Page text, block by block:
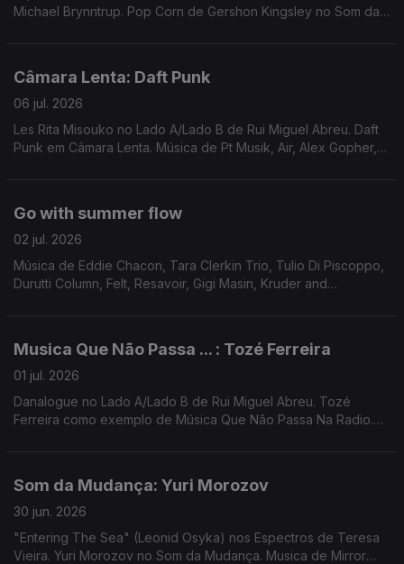
Michael Brynntrup. Pop Corn de Gershon Kingsley no Som da
Câmara Lenta: Daft Punk
06 jul. 2026
Les Rita Misouko no Lado A/Lado B de Rui Miguel Abreu. Daft
Punk em Câmara Lenta. Música de Pt Musik, Air, Alex Gopher,
Go with summer flow
02 jul. 2026
Música de Eddie Chacon, Tara Clerkin Trio, Tulio Di Piscoppo,
Durutti Column, Felt, Resavoir, Gigi Masin, Kruder and
Musica Que Não Passa ... : Tozé Ferreira
01 jul. 2026
Danalogue no Lado A/Lado B de Rui Miguel Abreu. Tozé
Ferreira como exemplo de Música Que Não Passa Na Radio.
Som da Mudança: Yuri Morozov
30 jun. 2026
"Entering The Sea" (Leonid Osyka) nos Espectros de Teresa
Vieira. Yuri Morozov no Som da Mudança. Musica de Mirror